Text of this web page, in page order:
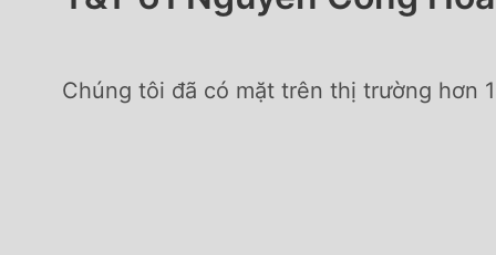
Chúng tôi đã có mặt trên thị trường hơn